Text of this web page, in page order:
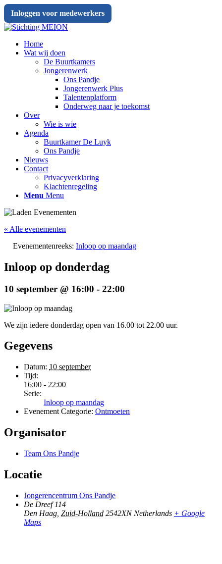
Inloggen voor medewerkers
Home
Wat wij doen
De Buurtkamers
Jongerenwerk
Ons Pandje
Jongerenwerk Plus
Talentenplatform
Onderweg naar je toekomst
Over
Wie is wie
Agenda
Buurtkamer De Luyk
Ons Pandje
Nieuws
Contact
Privacyverklaring
Klachtenregeling
Menu Menu
« Alle evenementen
Evenementenreeks: Inloop op maandag
Inloop op donderdag
10 september @ 16:00 - 22:00
We zijn iedere donderdag open van 16.00 tot 22.00 uur.
Gegevens
Datum: 10 september
Tijd:
16:00 - 22:00
Serie:
Inloop op maandag
Evenement Categorie: Ontmoeten
Organisator
Team Ons Pandje
Locatie
Jongerencentrum Ons Pandje
De Dreef 114
Den Haag Zuid-Holland 2542XN Netherlands + Google
Maps